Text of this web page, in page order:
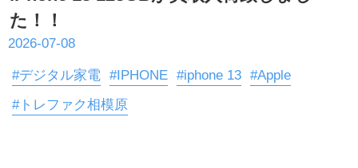
た！！
2026-07-08
#デジタル家電 #IPHONE #iphone 13 #Apple
#トレファク相模原